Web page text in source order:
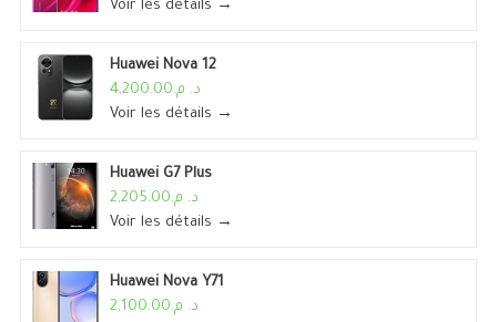
Voir les détails →
Huawei Nova 12
د. م.4,200.00
Voir les détails →
Huawei G7 Plus
د. م.2,205.00
Voir les détails →
Huawei Nova Y71
د. م.2,100.00